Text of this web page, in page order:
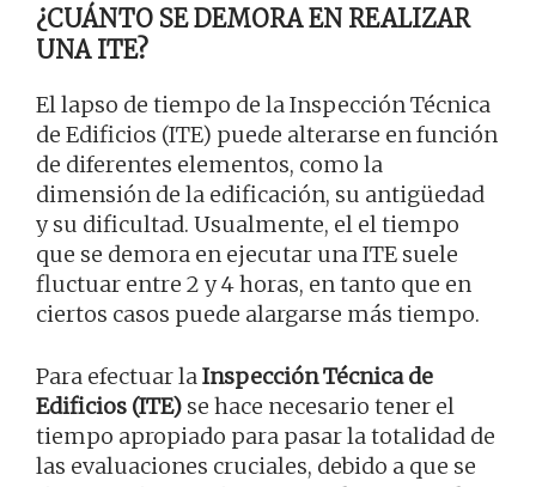
¿CUÁNTO SE DEMORA EN REALIZAR
UNA ITE?
El lapso de tiempo de la Inspección Técnica
de Edificios (ITE) puede alterarse en función
de diferentes elementos, como la
dimensión de la edificación, su antigüedad
y su dificultad. Usualmente, el el tiempo
que se demora en ejecutar una ITE suele
fluctuar entre 2 y 4 horas, en tanto que en
ciertos casos puede alargarse más tiempo.
Para efectuar laInspección Técnica de
Edificios (ITE) se hace necesario tener el
tiempo apropiado para pasar la totalidad de
las evaluaciones cruciales, debido a que se